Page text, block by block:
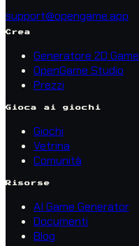
support@opengame.app
Crea
Generatore 2D Game
OpenGame Studio
Prezzi
Gioca ai giochi
Giochi
Vetrina
Comunità
Risorse
AI Game Generator
Documenti
Blog